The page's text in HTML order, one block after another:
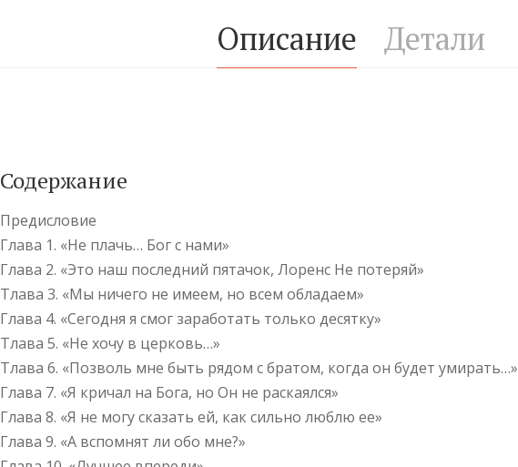
Описание Детали
Содержание
Предисловие
Глава 1. «Не плачь… Бог с нами»
Глава 2. «Это наш последний пятачок, Лоренс Не потеряй»
Тлава 3. «Мы ничего не имеем, но всем обладаем»
Глава 4. «Сегодня я смог заработать только десятку»
Тлава 5. «Не хочу в церковь…»
Тлава 6. «Позволь мне быть рядом с братом, когда он будет умирать…»
Глава 7. «Я кричал на Бога, но Он не раскаялся»
Глава 8. «Я не могу сказать ей, как сильно люблю ее»
Глава 9. «А вспомнят ли обо мне?»